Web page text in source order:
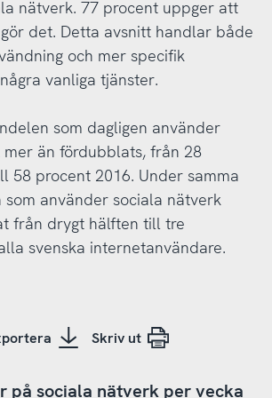
nätverk. 77 procent uppger att
det. Detta avsnitt handlar både
och mer specifik
vanliga tjänster.
som dagligen använder
än fördubblats, från 28
58 procent 2016. Under samma
använder sociala nätverk
från drygt hälften till tre
svenska internetanvändare.
Skriv ut
på sociala nätverk per vecka